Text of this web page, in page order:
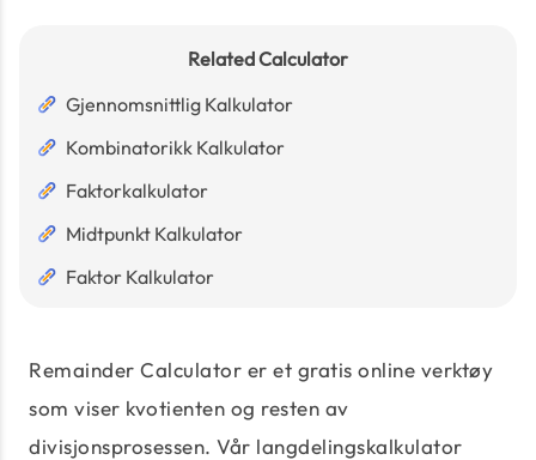
Related Calculator
Gjennomsnittlig Kalkulator
Kombinatorikk Kalkulator
Faktorkalkulator
Midtpunkt Kalkulator
Faktor Kalkulator
Remainder Calculator er et gratis online verktøy
som viser kvotienten og resten av
divisjonsprosessen. Vår langdelingskalkulator